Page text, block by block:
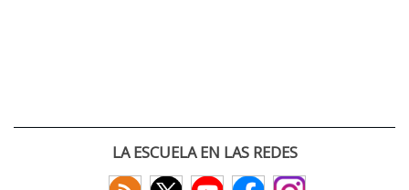
LA ESCUELA EN LAS REDES